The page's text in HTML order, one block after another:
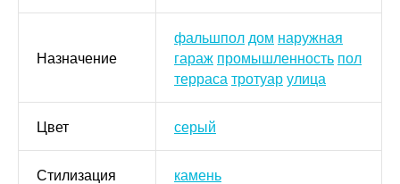
Назначение
фальшполдом наружная
гараж промышленность пол
террасатротуарулица
Цвет серый
Стилизация камень